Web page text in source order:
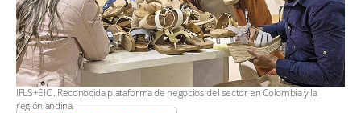
​IFLS+EICI. Reconocida plataforma de negocios del sector en Colombia y la
región andina.